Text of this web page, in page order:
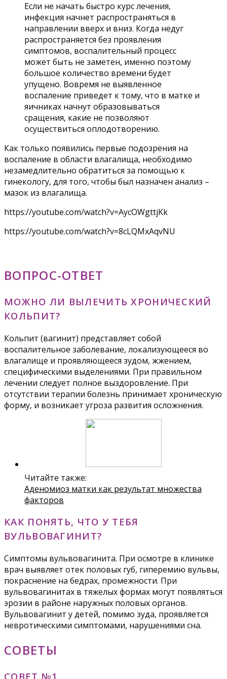
Если не начать быстро курс лечения,
инфекция начнет распространяться в
направлении вверх и вниз. Когда недуг
распространяется без проявления
симптомов, воспалительный процесс
может быть не заметен, именно поэтому
большое количество времени будет
упущено. Вовремя не выявленное
воспаление приведет к тому, что в матке и
яичниках начнут образовываться
сращения, какие не позволяют
осуществиться оплодотворению.
Как только появились первые подозрения на
воспаление в области влагалища, необходимо
незамедлительно обратиться за помощью к
гинекологу, для того, чтобы был назначен анализ –
мазок из влагалища.
https://youtube.com/watch?v=AycOWgttjKk
https://youtube.com/watch?v=8cLQMxAqvNU
ВОПРОС-ОТВЕТ
МОЖНО ЛИ ВЫЛЕЧИТЬ ХРОНИЧЕСКИЙ
КОЛЬПИТ?
Кольпит (вагинит) представляет собой
воспалительное заболевание, локализующееся во
влагалище и проявляющееся зудом, жжением,
специфическими выделениями. При правильном
лечении следует полное выздоровление. При
отсутствии терапии болезнь принимает хроническую
форму, и возникает угроза развития осложнения.
Читайте также:
Аденомиоз матки как результат множества
факторов
КАК ПОНЯТЬ, ЧТО У ТЕБЯ
ВУЛЬВОВАГИНИТ?
Симптомы вульвовагинита. При осмотре в клинике
врач выявляет отек половых губ, гиперемию вульвы,
покраснение на бедрах, промежности. При
вульвовагинитах в тяжелых формах могут появляться
эрозии в районе наружных половых органов.
Вульвовагинит у детей, помимо зуда, проявляется
невротическими симптомами, нарушениями сна.
СОВЕТЫ
СОВЕТ №1